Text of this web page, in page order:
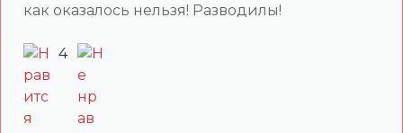
как оказалось нельзя! Разводилы!
4